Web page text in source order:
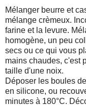
Mélanger beurre et
mélange crèmeux.
farine et la levure.
homogène, un peu
secs ou ce qui vous
mains chaudes, c'est
taille d'une noix.
Déposer les boules
en silicone, ou
minutes à 180°C.